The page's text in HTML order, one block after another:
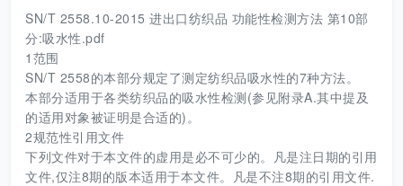
SN/T 2558.10-2015 进出口纺织品 功能性检测方法 第10部
分:吸水性.pdf
1范围
SN/T 2558的本部分规定了测定纺织品吸水性的7种方法。
本部分适用于各类纺织品的吸水性检测(参见附录A.其中提及
的适用对象被证明是合适的)。
2规范性引用文件
下列文件对于本文件的虚用是必不可少的。凡是注日期的引用
文件,仅注8期的版本适用于本文件。凡是不注8期的引用文件.